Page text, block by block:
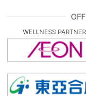
WELLNESS PARTNER